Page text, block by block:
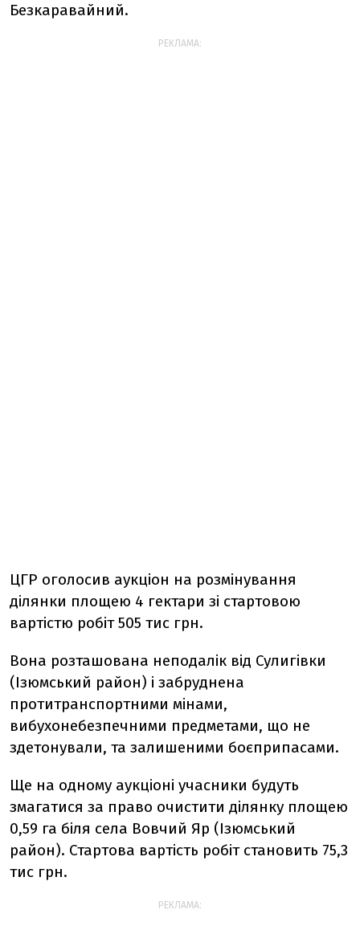
Безкаравайний.
РЕКЛАМА:
ЦГР оголосив аукціон на розмінування
ділянки площею 4 гектари зі стартовою
вартістю робіт 505 тис грн.
Вона розташована неподалік від Сулигівки
(Ізюмський район) і забруднена
протитранспортними мінами,
вибухонебезпечними предметами, що не
здетонували, та залишеними боєприпасами.
Ще на одному аукціоні учасники будуть
змагатися за право очистити ділянку площею
0,59 га біля села Вовчий Яр (Ізюмський
район). Стартова вартість робіт становить 75,3
тис грн.
РЕКЛАМА: